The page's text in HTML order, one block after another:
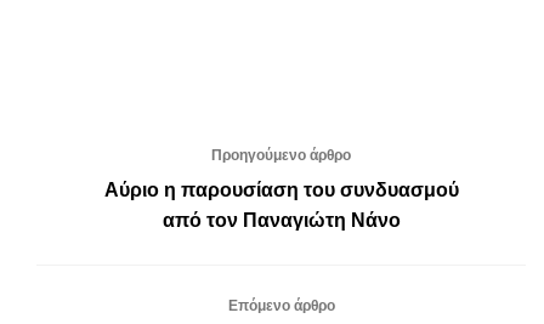
Προηγούμενο άρθρο
Αύριο η παρουσίαση του συνδυασμού
από τον Παναγιώτη Νάνο
Επόμενο άρθρο